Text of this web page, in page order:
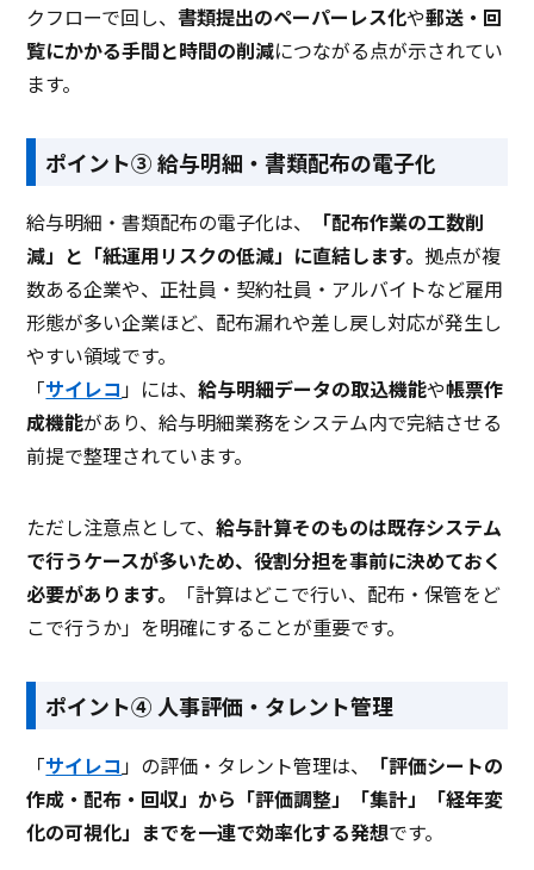
クフローで回し、書類提出のペーパーレス化や郵送・回
覧にかかる手間と時間の削減につながる点が示されてい
ます。
ポイント③ 給与明細・書類配布の電子化
給与明細・書類配布の電子化は、
「配布作業の工数削
減」と「紙運用リスクの低減」に直結します。 拠点が複
数ある企業や、正社員・契約社員・アルバイトなど雇用
形態が多い企業ほど、配布漏れや差し戻し対応が発生し
やすい領域です。
「サイレコ 」には、給与明細データの取込機能や帳票作
成機能があり、給与明細業務をシステム内で完結させる
前提で整理されています。
ただし注意点として、給与計算そのものは既存システム
で行うケースが多いため、役割分担を事前に決めておく
必要があります。
「計算はどこで行い、配布・保管をど
こで行うか」を明確にすることが重要です。
ポイント④ 人事評価・タレント管理
「サイレコ 」の評価・タレント管理は、
「評価シートの
作成・配布・回収」から「評価調整」「集計」「経年変
化の可視化」までを一連で効率化する発想です。